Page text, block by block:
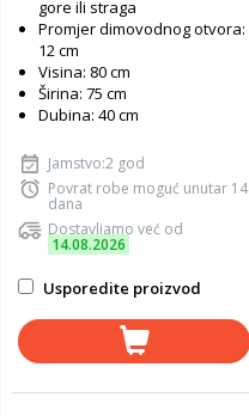
gore ili straga
Promjer dimovodnog otvora:
12 cm
Visina: 80 cm
Širina: 75 cm
Dubina: 40 cm
Jamstvo:2 god
Povrat robe moguć unutar 14
dana
Dostavljamo već od
14.08.2026
Usporedite proizvod